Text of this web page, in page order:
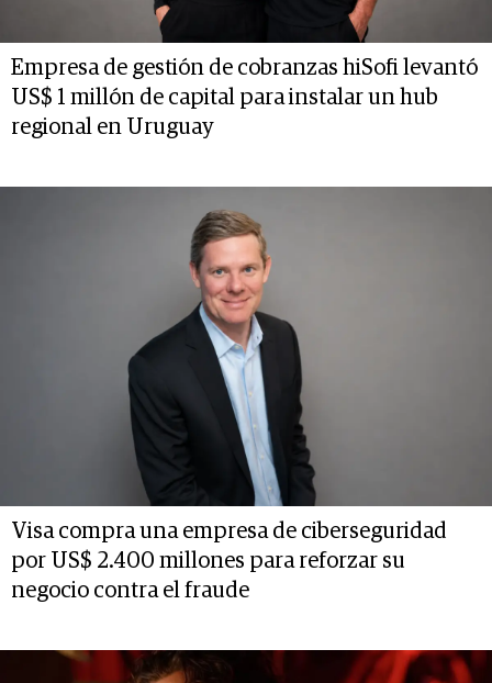
Empresa de gestión de cobranzas hiSofi levantó
US$ 1 millón de capital para instalar un hub
regional en Uruguay
Visa compra una empresa de ciberseguridad
por US$ 2.400 millones para reforzar su
negocio contra el fraude